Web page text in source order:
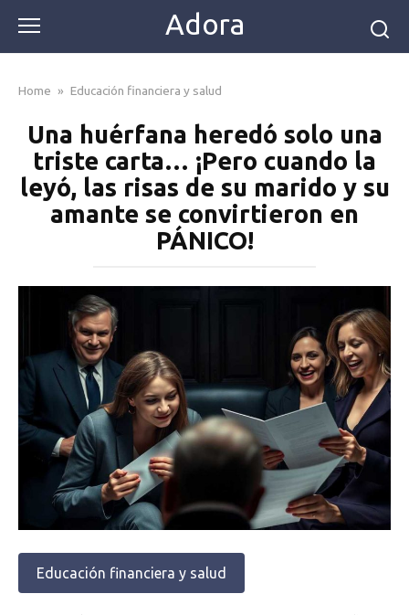
content
Adora
Home » Educación financiera y salud
Una huérfana heredó solo una
triste carta… ¡Pero cuando la
leyó, las risas de su marido y su
amante se convirtieron en
PÁNICO!
Educación financiera y salud